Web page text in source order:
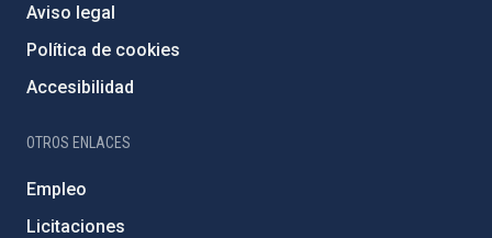
Aviso legal
Política de cookies
Accesibilidad
OTROS ENLACES
Empleo
Licitaciones